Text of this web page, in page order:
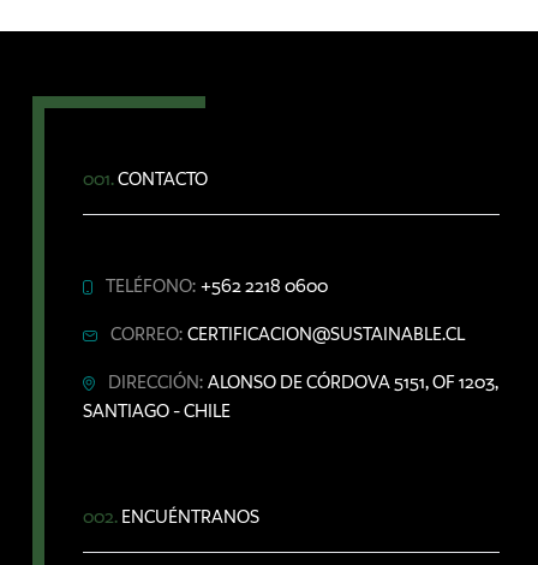
001.CONTACTO
TELÉFONO: +562 2218 0600
CORREO: CERTIFICACION@SUSTAINABLE.CL
DIRECCIÓN: ALONSO DE CÓRDOVA 5151, OF 1203,
SANTIAGO - CHILE
002. ENCUÉNTRANOS